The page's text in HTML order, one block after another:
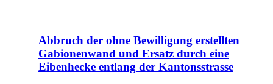
Abbruch der ohne Bewilligung erstellten
Gabionenwand und Ersatz durch eine
Eibenhecke entlang der Kantonsstrasse